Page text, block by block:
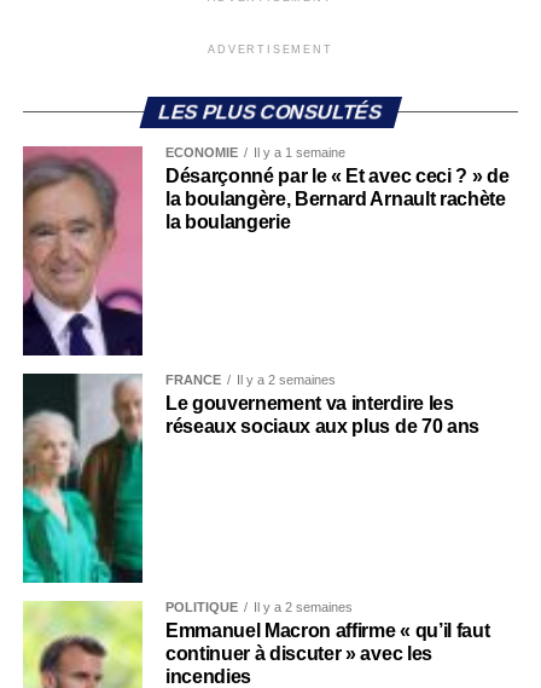
ADVERTISEMENT
LES PLUS CONSULTÉS
ECONOMIE Il y a 1 semaine
Désarçonné par le « Et avec ceci ? » de
la boulangère, Bernard Arnault rachète
la boulangerie
FRANCE Il y a 2 semaines
Le gouvernement va interdire les
réseaux sociaux aux plus de 70 ans
POLITIQUE Il y a 2 semaines
Emmanuel Macron affirme « qu’il faut
continuer à discuter » avec les
incendies